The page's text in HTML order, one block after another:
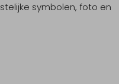
symbolen, foto en